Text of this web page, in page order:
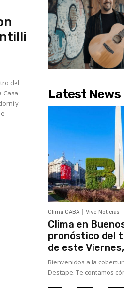
del
Casa
y
Latest News
Clima CABA Vive Noticias -
Clima en
pronóstico del
de este
Bienvenidos a la
Destape. Te contamos